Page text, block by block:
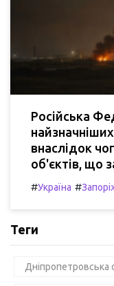
Російська
внаслідок
об'єктів, що
#Україна #
Теги
Дніпропетровська